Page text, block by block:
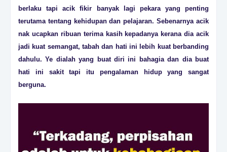
berlaku tapi acik fikir banyak lagi pekara yang penting
terutama tentang kehidupan dan pelajaran. Sebenarnya acik
nak ucapkan ribuan terima kasih kepadanya kerana dia acik
jadi kuat semangat, tabah dan hati ini lebih kuat berbanding
dahulu. Ye dialah yang buat diri ini bahagia dan dia buat
hati ini sakit tapi itu pengalaman hidup yang sangat
berguna.